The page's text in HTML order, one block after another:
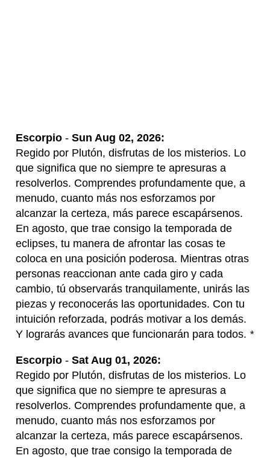
Escorpio - Sun Aug 02, 2026:
Regido por Plutón, disfrutas de los misterios. Lo
que significa que no siempre te apresuras a
resolverlos. Comprendes profundamente que, a
menudo, cuanto más nos esforzamos por
alcanzar la certeza, más parece escapársenos.
En agosto, que trae consigo la temporada de
eclipses, tu manera de afrontar las cosas te
coloca en una posición poderosa. Mientras otras
personas reaccionan ante cada giro y cada
cambio, tú observarás tranquilamente, unirás las
piezas y reconocerás las oportunidades. Con tu
intuición reforzada, podrás motivar a los demás.
Y lograrás avances que funcionarán para todos. *
Escorpio - Sat Aug 01, 2026:
Regido por Plutón, disfrutas de los misterios. Lo
que significa que no siempre te apresuras a
resolverlos. Comprendes profundamente que, a
menudo, cuanto más nos esforzamos por
alcanzar la certeza, más parece escapársenos.
En agosto, que trae consigo la temporada de